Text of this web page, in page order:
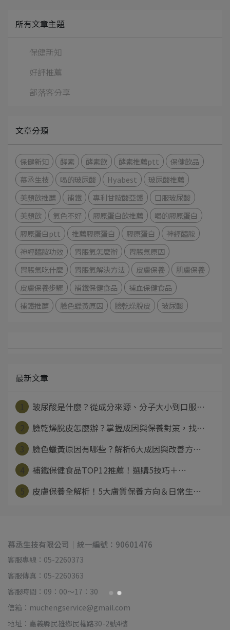
所有文章主題
保健新知
好評推薦
部落客分享
文章分類
保健新知 酵素 酵素飲 酵素推薦ptt
保健飲品
慕丞生技
喝的玻尿酸 Hyabest
玻尿酸推薦
美顏飲推薦
補鐵 專利甘胺酸亞鐵
口服玻尿酸
美顏飲
氣色不好 膠原蛋白飲推薦
喝的膠原蛋白
膠原蛋白ptt
推薦膠原蛋白 膠原蛋白
神經醯胺
神經醯胺功效
胃脹氣怎麼辦
胃脹氣原因
胃脹氣吃什麼
胃脹氣解決方法 皮膚保養
肌膚保養
皮膚保養步驟
補鐵保健食品
補血保健食品
補鐵推薦
臉色蠟黃原因 臉乾燥脫皮 玻尿酸
最新文章
玻尿酸是什麼？從成分來源、分子大小到口服⋯
臉乾燥脫皮怎麼辦？掌握成因與保養對策，找⋯
臉色蠟黃原因有哪些？解析6大成因與改善方⋯
補鐵保健食品TOP12推薦！選購5技巧＋⋯
皮膚保養全解析！5大膚質保養方向＆日常生⋯
慕丞生技有限公司｜統一編號：90601476
客服專線：05-2260373
客服傳真：05-2260363
客服時間：09：00～17：30
信箱：muchengservice@gmail.com
地址：嘉義縣民雄鄉民權路30-2號4樓